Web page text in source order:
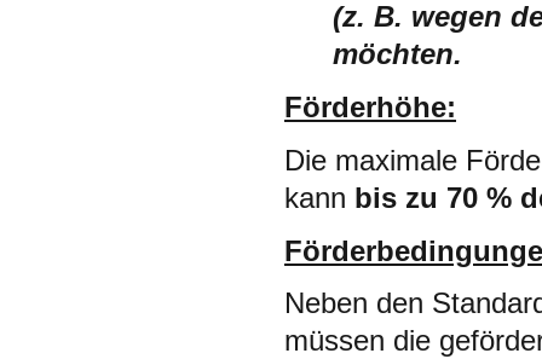
(z. B. wegen
möchten.
Förderhöhe:
Die maximale
kann bis zu 70 %
Neben den
müssen die